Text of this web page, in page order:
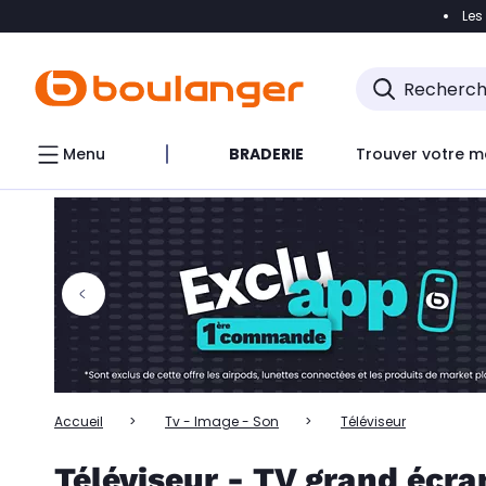
Accéder
Accéder directement au chatbot
Menu BRADERIE Trouver votre
Accueil Tv - Image - Son Téléviseur